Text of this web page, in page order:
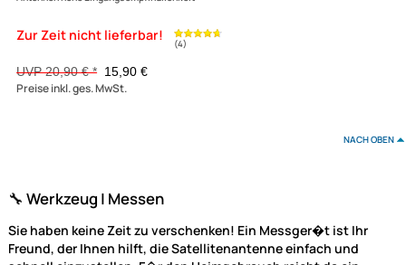
Sat-Finder-Messgerät/Messhilfe zum Einmessen von Sat-
DUR-line SF 2500 Pro Digitales Messgerät zur exakten Justierung Ihrer
Preise inkl. ges. MwSt.
Über uns
Impressum
Datenschutz
Service
Preisliste
Versandkosten